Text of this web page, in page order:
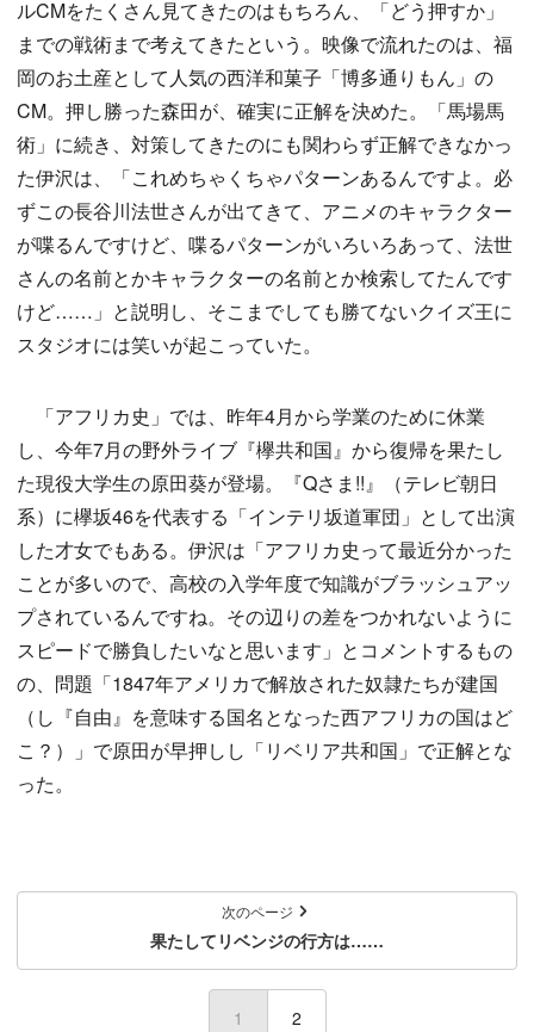
ルCMをたくさん見てきたのはもちろん、「どう押すか」
までの戦術まで考えてきたという。映像で流れたのは、福
岡のお土産として人気の西洋和菓子「博多通りもん」の
CM。押し勝った森田が、確実に正解を決めた。「馬場馬
術」に続き、対策してきたのにも関わらず正解できなかっ
た伊沢は、「これめちゃくちゃパターンあるんですよ。必
ずこの長谷川法世さんが出てきて、アニメのキャラクター
が喋るんですけど、喋るパターンがいろいろあって、法世
さんの名前とかキャラクターの名前とか検索してたんです
けど……」と説明し、そこまでしても勝てないクイズ王に
スタジオには笑いが起こっていた。
「アフリカ史」では、昨年4月から学業のために休業
し、今年7月の野外ライブ『欅共和国』から復帰を果たし
た現役大学生の原田葵が登場。『Qさま!!』（テレビ朝日
系）に欅坂46を代表する「インテリ坂道軍団」として出演
した才女でもある。伊沢は「アフリカ史って最近分かった
ことが多いので、高校の入学年度で知識がブラッシュアッ
プされているんですね。その辺りの差をつかれないように
スピードで勝負したいなと思います」とコメントするもの
の、問題「1847年アメリカで解放された奴隷たちが建国
（し『自由』を意味する国名となった西アフリカの国はど
こ？）」で原田が早押しし「リベリア共和国」で正解とな
った。
次のページ
果たしてリベンジの行方は……
1 (current)
2